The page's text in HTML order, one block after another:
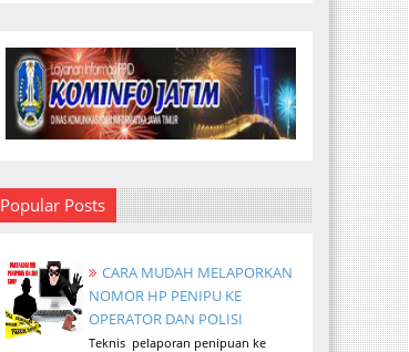
Popular Posts
CARA MUDAH MELAPORKAN
NOMOR HP PENIPU KE
OPERATOR DAN POLISI
Teknis pelaporan penipuan ke